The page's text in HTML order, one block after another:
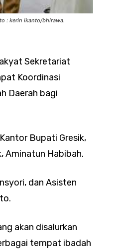
: kerin ikanto/bhirawa.
Sekretariat
Koordinasi
Daerah bagi
Bupati Gresik,
Aminatun Habibah.
dan Asisten
akan disalurkan
tempat ibadah